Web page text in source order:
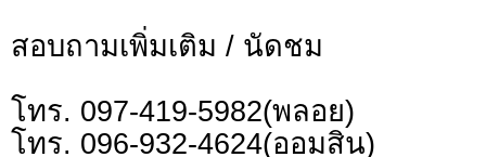
สอบถามเพิ่มเติม / นัดชม
โทร. 097-419-5982(พลอย)
โทร. 096-932-4624(ออมสิน)